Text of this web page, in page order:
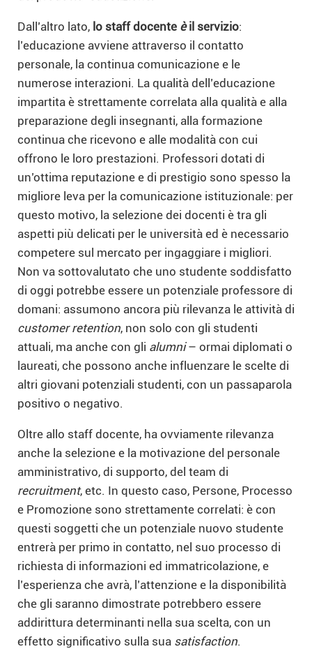
Dall’altro lato, lo staff docente èil servizio:
l’educazione avviene attraverso il contatto
personale, la continua comunicazione e le
numerose interazioni. La qualità dell’educazione
impartita è strettamente correlata alla qualità e alla
preparazione degli insegnanti, alla formazione
continua che ricevono e alle modalità con cui
offrono le loro prestazioni. Professori dotati di
un’ottima reputazione e di prestigio sono spesso la
migliore leva per la comunicazione istituzionale: per
questo motivo, la selezione dei docenti è tra gli
aspetti più delicati per le università ed è necessario
competere sul mercato per ingaggiare i migliori.
Non va sottovalutato che uno studente soddisfatto
di oggi potrebbe essere un potenziale professore di
domani: assumono ancora più rilevanza le attività di
customer retention, non solo con gli studenti
attuali, ma anche con gli alumni– ormai diplomati o
laureati, che possono anche influenzare le scelte di
altri giovani potenziali studenti, con un passaparola
positivo o negativo.
Oltre allo staff docente, ha ovviamente rilevanza
anche la selezione e la motivazione del personale
amministrativo, di supporto, del team di
recruitment, etc. In questo caso, Persone, Processo
e Promozione sono strettamente correlati: è con
questi soggetti che un potenziale nuovo studente
entrerà per primo in contatto, nel suo processo di
richiesta di informazioni ed immatricolazione, e
l’esperienza che avrà, l’attenzione e la disponibilità
che gli saranno dimostrate potrebbero essere
addirittura determinanti nella sua scelta, con un
effetto significativo sulla sua satisfaction.